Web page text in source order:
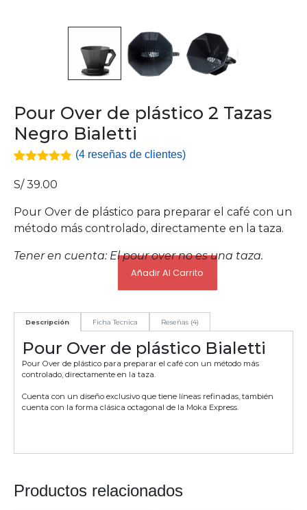
Pour Over de plástico 2 Tazas
Negro Bialetti
basado en
valoración
(4 reseñas de clientes)
S/ 39.00
Pour Over de plástico para preparar el café con un
método más controlado, directamente en la taza.
Tener en cuenta: El pour over no es una taza.
Añadir Al Carrito
Descripción Ficha Tecnica Reseñas (4)
Pour Over de plástico Bialetti
Pour Over de plástico para preparar el café con un método más
controlado, directamente en la taza.
Cuenta con un diseño exclusivo que tiene líneas refinadas, también
cuenta con la forma clásica octagonal de la Moka Express.
Productos relacionados